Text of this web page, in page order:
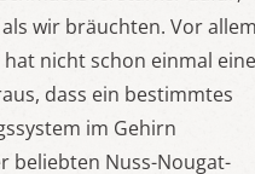
wir bräuchten. Vor allem
nicht schon einmal eine
dass ein bestimmtes
im Gehirn
beliebten Nuss-Nougat-